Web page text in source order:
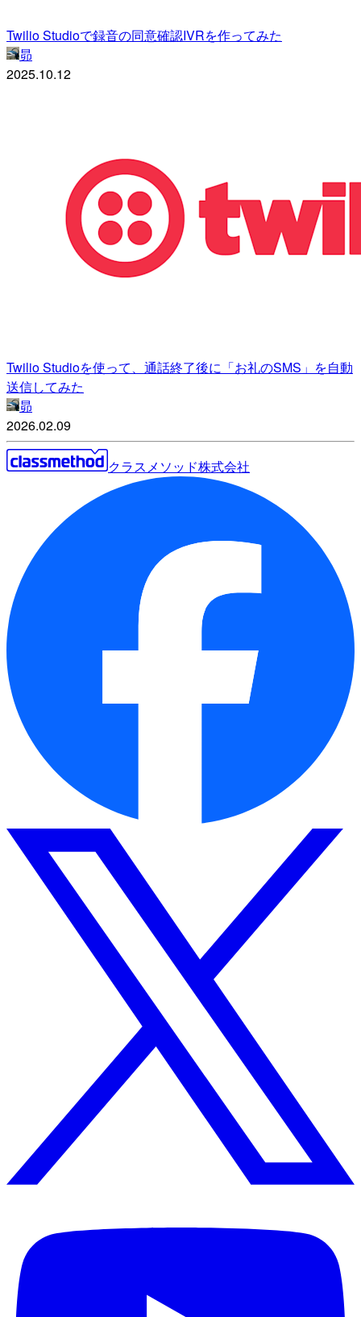
Twilio Studioで録音の同意確認IVRを作ってみた
昴
2025.10.12
Twilio Studioを使って、通話終了後に「お礼のSMS」を自動
送信してみた
昴
2026.02.09
クラスメソッド株式会社